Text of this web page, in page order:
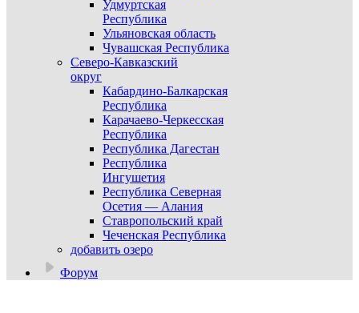
Удмуртская
Республика
Ульяновская область
Чувашская Республика
Северо-Кавказский
округ
Кабардино-Балкарская
Республика
Карачаево-Черкесская
Республика
Республика Дагестан
Республика
Ингушетия
Республика Северная
Осетия — Алания
Ставропольский край
Чеченская Республика
добавить озеро
Форум